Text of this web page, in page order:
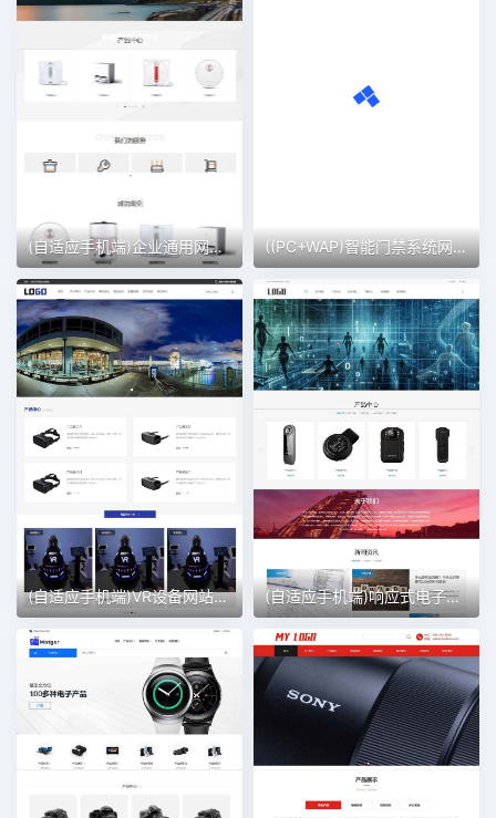
(自适应手机端)企业通用网站模板 电子产品网站 ((PC+WAP)智能门禁系统网站模板 人脸闸机网站
(自适应手机端)VR设备网站模板 VR眼睛网站 (自适应手机端)响应式电子设备网站模板 – 带下载功能